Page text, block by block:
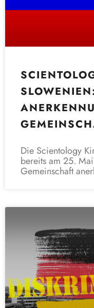
Die Scientology
bereits am 25.
Gemeinschaft